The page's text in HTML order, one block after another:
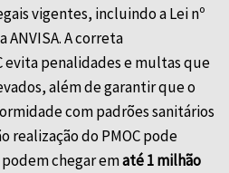
vigentes, incluindo a Lei nº
ANVISA. A correta
evita penalidades e multas que
além de garantir que o
com padrões sanitários
realização do PMOC pode
chegar ematé 1 milhão